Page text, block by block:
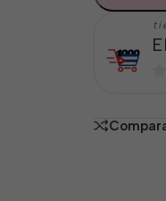
5